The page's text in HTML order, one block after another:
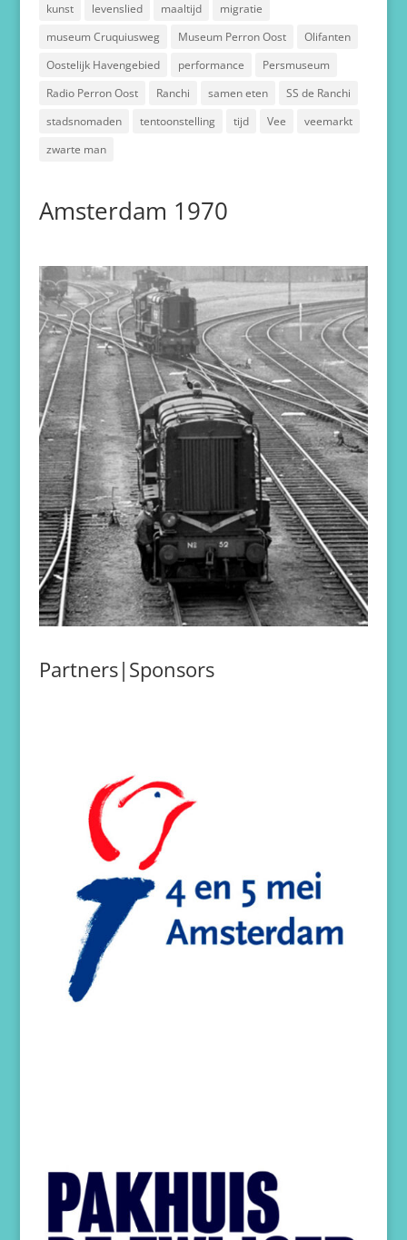
kunst
levenslied maaltijd
migratie
museum Cruquiusweg
Museum Perron Oost
Olifanten
Oostelijk Havengebied
performance
Persmuseum
Radio Perron Oost
Ranchi samen eten
SS de Ranchi
stadsnomaden
tentoonstelling tijd Vee
veemarkt
zwarte man
Amsterdam 1970
Partners|Sponsors